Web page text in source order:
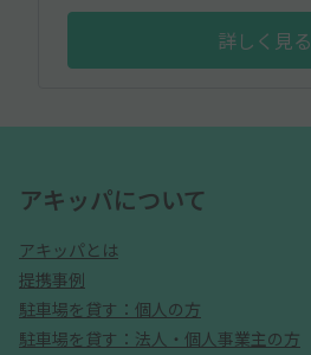
詳しく見る
アキッパについて
アキッパとは
提携事例
駐車場を貸す：個人の方
駐車場を貸す：法人・個人事業主の方